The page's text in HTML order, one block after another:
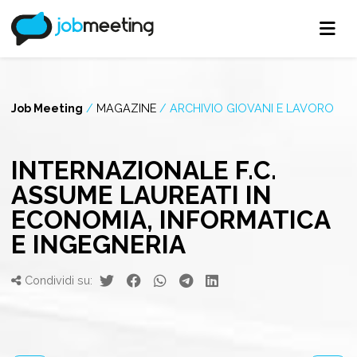
Job Meeting / MAGAZINE / ARCHIVIO GIOVANI E LAVORO
INTERNAZIONALE F.C.
ASSUME LAUREATI IN
ECONOMIA, INFORMATICA
E INGEGNERIA
Condividi su: